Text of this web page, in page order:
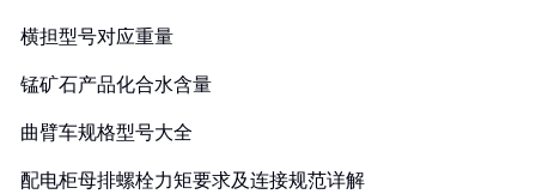
横担型号对应重量
锰矿石产品化合水含量
曲臂车规格型号大全
配电柜母排螺栓力矩要求及连接规范详解